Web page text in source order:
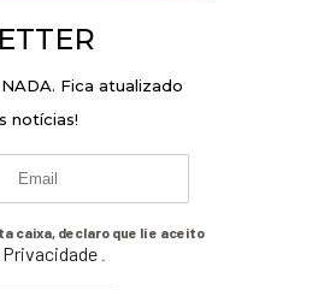
NADA. Fica atualizado
notícias!
caixa, declaro que li e aceito